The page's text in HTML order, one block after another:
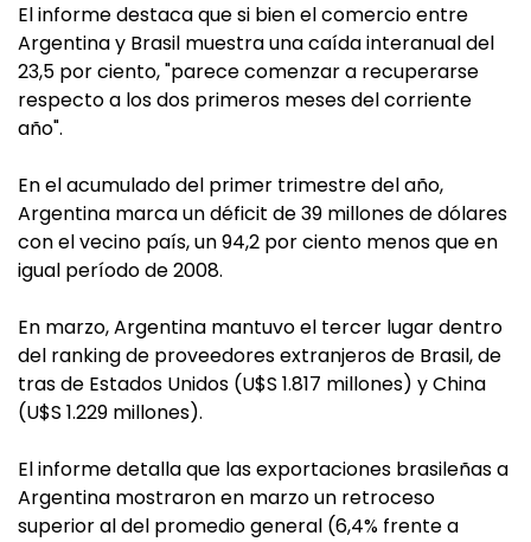
El informe destaca que si bien el comercio entre
Argentina y Brasil muestra una caída interanual del
23,5 por ciento, "parece comenzar a recuperarse
respecto a los dos primeros meses del corriente
año".
En el acumulado del primer trimestre del año,
Argentina marca un déficit de 39 millones de dólares
con el vecino país, un 94,2 por ciento menos que en
igual período de 2008.
En marzo, Argentina mantuvo el tercer lugar dentro
del ranking de proveedores extranjeros de Brasil, de
tras de Estados Unidos (U$S 1.817 millones) y China
(U$S 1.229 millones).
El informe detalla que las exportaciones brasileñas a
Argentina mostraron en marzo un retroceso
superior al del promedio general (6,4% frente a